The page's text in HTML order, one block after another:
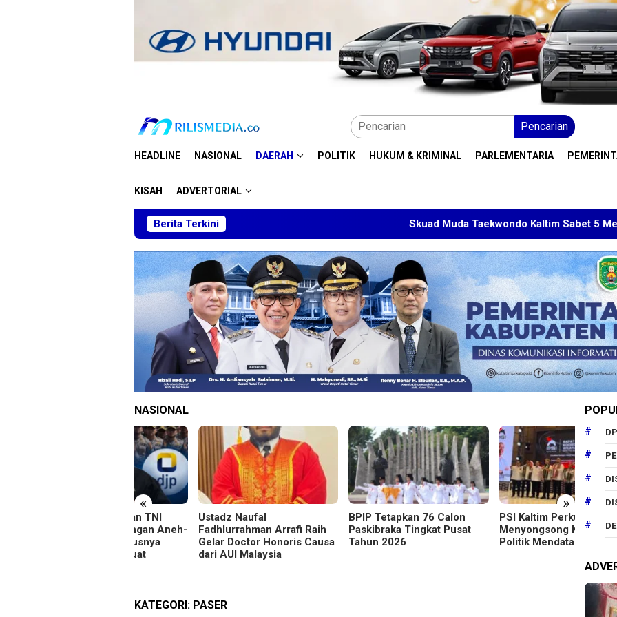
Pencarian
HEADLINE NASIONAL DAERAH POLITIK HUKUM & KRIMINAL PARLEMENTARIA
KISAH ADVERTORIAL
Berita Terkini Skuad Muda Taekwondo Kaltim Sabet 5 Medali di
NASIONAL
« »
Ustadz Naufal
Fadhlurrahman Arrafi Raih
Gelar Doctor Honoris Causa
dari AUI Malaysia
BPIP Tetapkan 76 Calon
Paskibraka Tingkat Pusat
Tahun 2026
PSI Kaltim Perkuat Struktur
Menyongsong Kontestasi
Politik Mendatang
Jalan
KATEGORI: PASER